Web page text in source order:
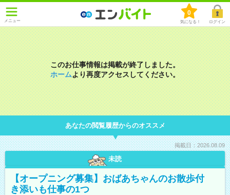
メニュー
0
気になる！ ログイン
このお仕事情報は掲載が終了しました。
ホームより再度アクセスしてください。
あなたの閲覧履歴からのオススメ
掲載日：2026.08.09
未読
【オープニング募集】おばあちゃんのお散歩付
き添いも仕事の1つ